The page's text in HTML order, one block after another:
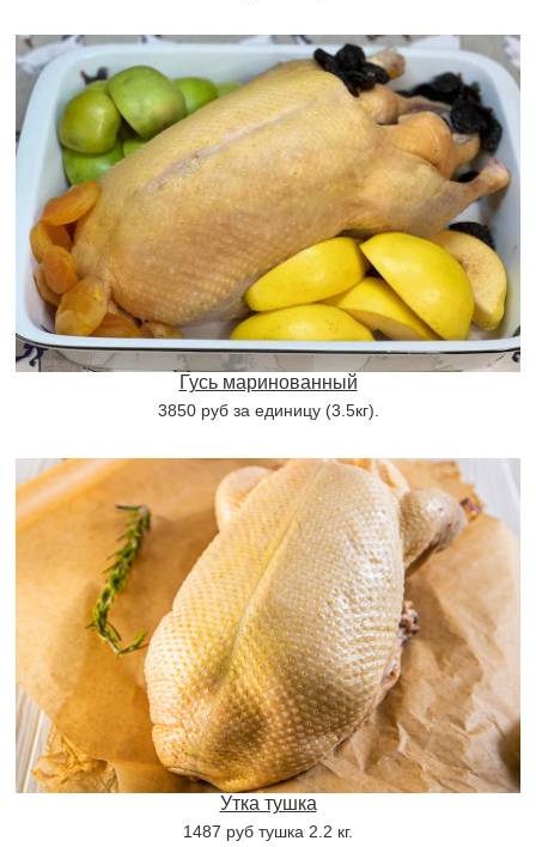
Гусь маринованный
3850 руб за единицу (3.5кг).
Утка тушка
1487 руб тушка 2.2 кг.